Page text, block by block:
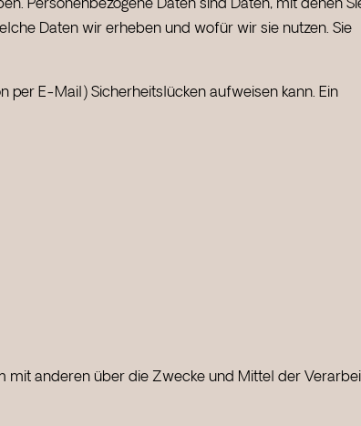
Daten wir erheben und wofür wir sie nutzen. Sie
per E-Mail) Sicherheitslücken aufweisen kann. Ein
mit anderen über die Zwecke und Mittel der